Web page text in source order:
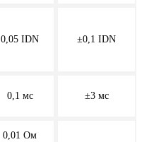
0,05 IDN ±0,1 IDN
0,1 мс ±3 мс
0,01 Ом